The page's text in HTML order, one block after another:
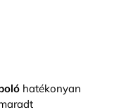
hatékonyan